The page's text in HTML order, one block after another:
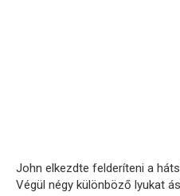
John elkezdte felderíteni a
Végül négy különböző lyukat